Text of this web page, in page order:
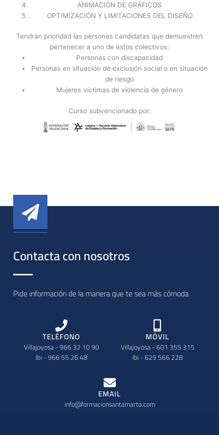
ANIMACIÓN DE GRÁFICOS
OPTIMIZACIÓN Y LIMITACIONES DEL DISEÑO
Tendrán prioridad las personas candidatas que demuestren
pertenecer a uno de estos colectivos:
Personas con discapacidad
Personas en situación de exclusión social o en situación
de riesgo
Mujeres víctimas de violencia de género
Curso subvencionado por:
Contacta con nosotros
Pide información de la manera que te sea más cómoda
TELÉFONO
Villajoyosa - 966 32 10 90
Ibi - 966 55 26 48
MÓVIL
Villajoyosa - 601 355 315
Ibi - 629 566 228
EMAIL
info@formacionsantamarta.com